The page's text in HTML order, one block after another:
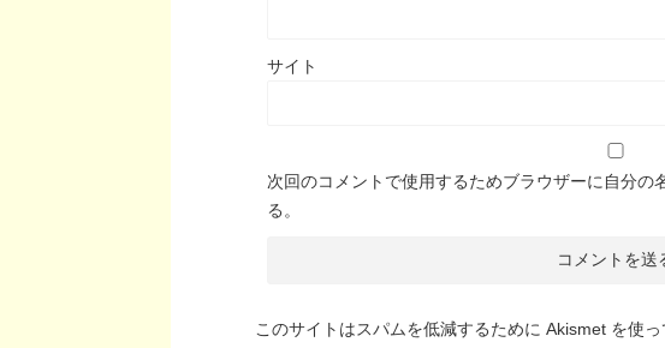
サイト
次回のコメントで使用するためブラウザーに自分の
る。
このサイトはスパムを低減するために Akismet を使っ